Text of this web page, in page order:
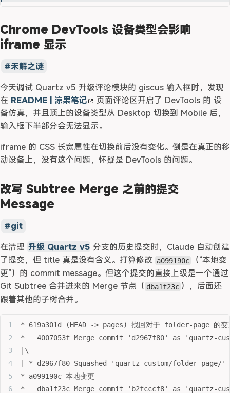
Chrome DevTools 设备类型会影响
iframe 显示
未解之谜
今天调试 Quartz v5 升级评论模块的 giscus 输入框时，发现
在 README | 涼果笔记 页面评论区开启了 DevTools 的 设
备仿真，并且顶上的设备类型从 Desktop 切换到 Mobile 后，
输入框下半部分会无法显示。
iframe 的 CSS 长宽属性在切换前后没有变化。倒是在真正的移
动设备上，没有这个问题，怀疑是 DevTools 的问题。
改写 Subtree Merge 之前的提交
Message
git
在清理 升级 Quartz v5 分支的历史提交时，Claude 自动创建
了提交，但 title 真是没有含义。打算修改
a099190c
（“本地变
更”）的 commit message。但这个提交的直接上级是一个通过
Git Subtree 合并进来的 Merge 节点（ dba1f23c ），后面还
跟着其他的子树合并。
* 619a301d (HEAD -> pages) 找回对于 folder-page 的变
*   4007053f Merge commit 'd2967f80' as 'quartz-
|\
| * d2967f80 Squashed 'quartz-custom/folder-page/'
* a099190c 本地变更
*   dba1f23c Merge commit 'b2fcccf8' as 'quartz-